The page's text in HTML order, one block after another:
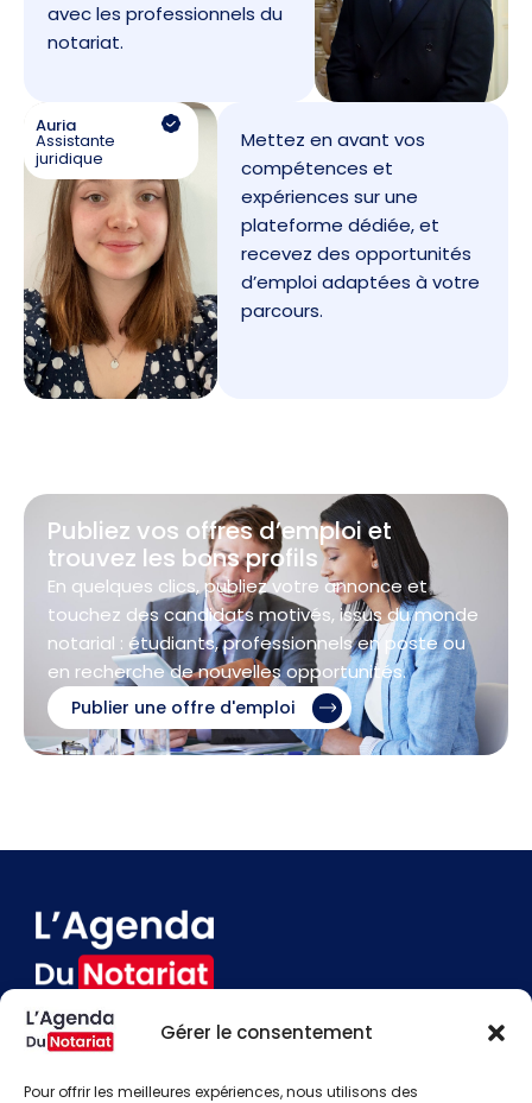
Gérer le consentement
Pour offrir les meilleures expériences, nous utilisons des
avec les professionnels du
notariat.
Auria
Assistante
juridique
Mettez en avant vos
compétences et
expériences sur une
plateforme dédiée, et
recevez des opportunités
d’emploi adaptées à votre
parcours.
Publiez vos offres d’emploi et
trouvez les bons profils
En quelques clics, publiez votre annonce et
touchez des candidats motivés, issus du monde
notarial : étudiants, professionnels en poste ou
en recherche de nouvelles opportunités.
Publier une offre d'emploi
Contact